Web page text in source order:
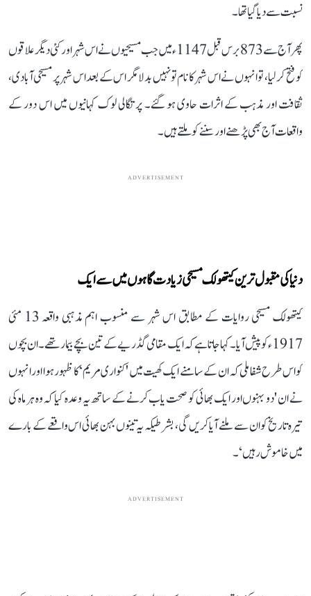
نسبت سے دیا گیا تھا۔
پھر آج سے 873 برس قبل 1147ء میں جب مسیحیوں نے اس شہر اور کئی دیگر علاقوں
کو فتح کر لیا، تو انہوں نے اس شہر کا نام تو نہیں بدلا مگر اس کے بعد اس شہر پر مسیحی آبادی،
ثقافت اور مذہب کے اثرات حاوی ہو گئے۔ پرتگالی لوک کہانیوں میں اس دور کے
واقعات آج بھی پڑھنے اور سننے کو ملتے ہیں۔
ADVERTISEMENT
دنیا کی مقبول ترین کیتھولک مسیحی زیادت گاہوں میں سے ایک
کیتھولک مسیحی روایات کے مطابق اس شہر سے منسوب اہم مذہبی واقعہ 13 مئی
1917ء کو پیش آیا۔ کہا جاتا ہے کہ ایک مقامی گڈریے کے تین بچے بیمار تھے۔ ان بچوں
کو اس طرح شفا ملی کہ ان کے سامنے ایک کھیت میں 'کنواری مریم‘ کا ظہور ہوا اور انہوں
نے ان 'دو بہنوں اور ایک بھائی کو صحت یاب کرنے کے ساتھ یہ وعدہ کیا کہ وہ ہر ماہ کی
تیرہ تاریخ کو ان سے ملنے آیا کریں گی، بشرطیکہ یہ تینوں بہن بھائی اس واقعے کے بارے
میں خاموش رہیں‘۔
ADVERTISEMENT